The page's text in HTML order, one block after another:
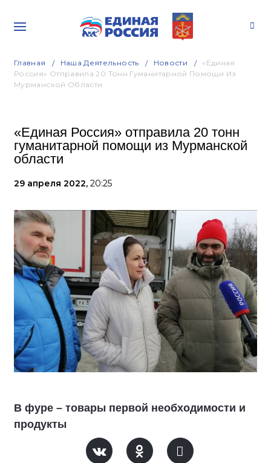
Главная Наша Деятельность Новости
«Единая
Россия» Отправила 20 Тонн Гуманитарной Помощи Из
Мурманской Области
«Единая Россия» отправила 20 тонн
гуманитарной помощи из Мурманской
области
29 апреля 2022, 20:25
В фуре – товары первой необходимости и
продукты